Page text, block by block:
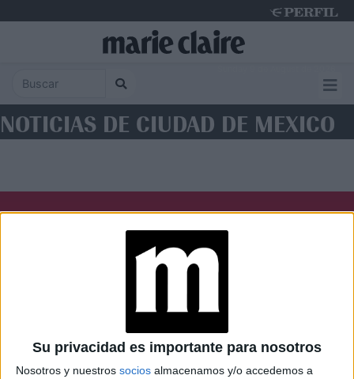
Su privacidad es importante para nosotros
Nosotros y nuestros socios almacenamos y/o accedemos a
NOTICIAS DE CIUDAD DE MEXICO
Caras Noticias
Weekend Parabrisas
Look
Luz Mía Lunateen Break BATimes